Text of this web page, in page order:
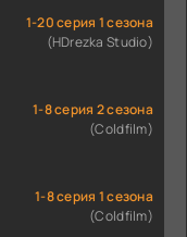
1-20 серия 1 сезона
(HDrezka Studio)
1-8 серия 2 сезона
(Coldfilm)
1-8 серия 1 сезона
(Coldfilm)